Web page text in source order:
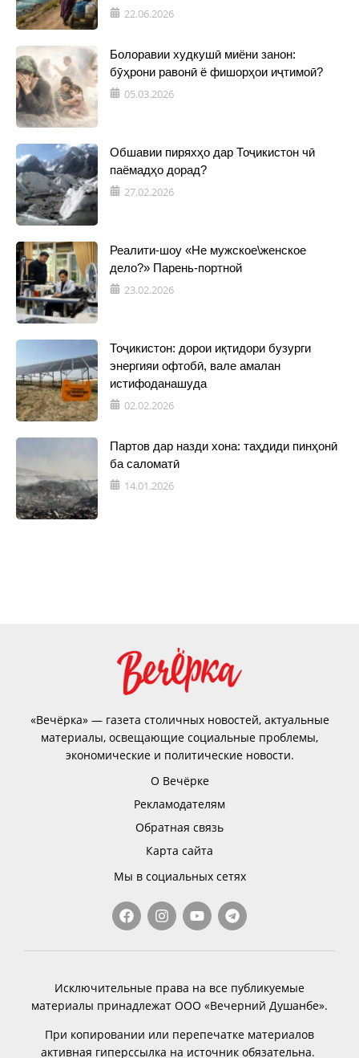
22.06.2026
Болоравии худкушӣ миёни занон:
бӯҳрони равонӣ ё фишорҳои иҷтимоӣ?
05.03.2026
Обшавии пиряхҳо дар Тоҷикистон чӣ
паёмадҳо дорад?
27.02.2026
Реалити-шоу «Не мужское\женское
дело?» Парень-портной
23.02.2026
Тоҷикистон: дорои иқтидори бузурги
энергияи офтобӣ, вале амалан
истифоданашуда
02.02.2026
Партов дар назди хона: таҳдиди пинҳонӣ
ба саломатӣ
14.01.2026
«Вечёрка» — газета столичных новостей, актуальные
материалы, освещающие социальные проблемы,
экономические и политические новости.
О Вечёрке
Рекламодателям
Обратная связь
Карта сайта
Мы в социальных сетях
Исключительные права на все публикуемые
материалы принадлежат ООО «Вечерний Душанбе».
При копировании или перепечатке материалов
активная гиперссылка на источник обязательна.